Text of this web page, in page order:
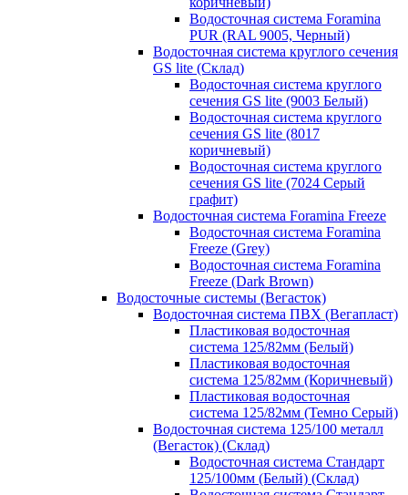
Водосточная система Foramina
PUR (RAL 9005, Черный)
Водосточная система круглого сечения
GS lite (Склад)
Водосточная система круглого
сечения GS lite (9003 Белый)
Водосточная система круглого
сечения GS lite (8017
коричневый)
Водосточная система круглого
сечения GS lite (7024 Серый
графит)
Водосточная система Foramina Freeze
Водосточная система Foramina
Freeze (Grey)
Водосточная система Foramina
Freeze (Dark Brown)
Водосточные системы (Вегасток)
Водосточная система ПВХ (Вегапласт)
Пластиковая водосточная
система 125/82мм (Белый)
Пластиковая водосточная
система 125/82мм (Коричневый)
Пластиковая водосточная
система 125/82мм (Темно Серый)
Водосточная система 125/100 металл
(Вегасток) (Склад)
Водосточная система Стандарт
125/100мм (Белый) (Склад)